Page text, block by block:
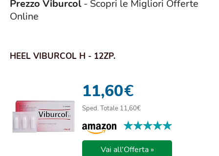
Prezzo Viburcol- Scopri le Migliori Offerte
Online
HEEL VIBURCOL H - 12ZP.
11,60€
Sped. Totale 11,60€
★★★★★
★★★★★
Vai all'Offerta »